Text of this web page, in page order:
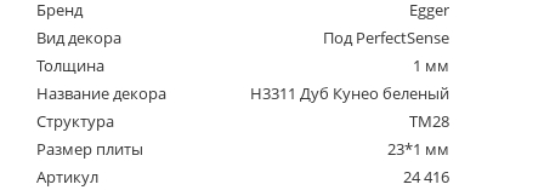
Бренд
Egger
Вид декора
Под PerfectSense
Толщина
1 мм
Название декора
H3311 Дуб Кунео беленый
Структура
TM28
Размер плиты
23*1 мм
Артикул
24 416